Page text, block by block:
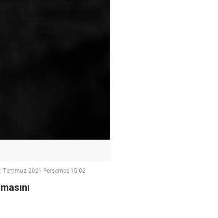
Temmuz 2021 Perşembe 15:02